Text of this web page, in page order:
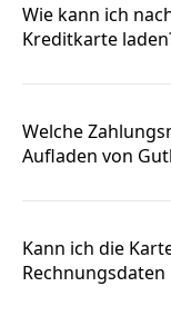
Wie kann ich
Kreditkarte
Welche
Aufladen von
Kann ich die